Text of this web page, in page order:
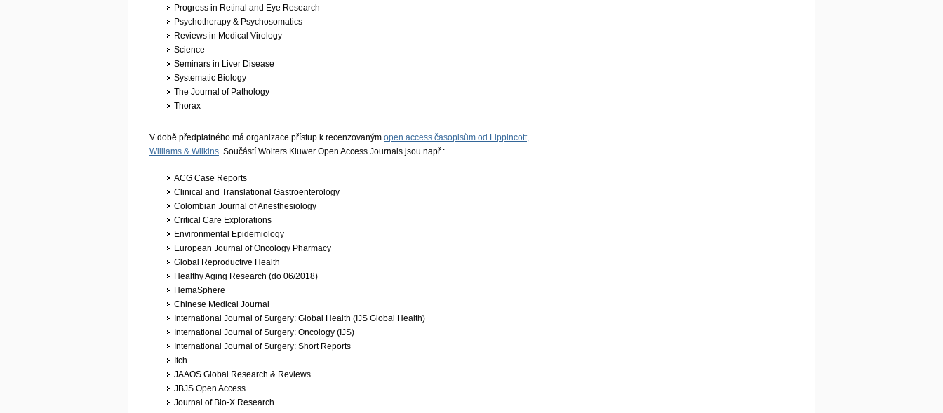
Progress in Retinal and Eye Research
Psychotherapy & Psychosomatics
Reviews in Medical Virology
Science
Seminars in Liver Disease
Systematic Biology
The Journal of Pathology
Thorax
V době předplatného má organizace přístup k recenzovaným open access časopisům od Lippincott,
Williams & Wilkins . Součástí Wolters Kluwer Open Access Journals jsou např.:
ACG Case Reports
Clinical and Translational Gastroenterology
Colombian Journal of Anesthesiology
Critical Care Explorations
Environmental Epidemiology
European Journal of Oncology Pharmacy
Global Reproductive Health
Healthy Aging Research (do 06/2018)
HemaSphere
Chinese Medical Journal
International Journal of Surgery: Global Health (IJS Global Health)
International Journal of Surgery: Oncology (IJS)
International Journal of Surgery: Short Reports
Itch
JAAOS Global Research & Reviews
JBJS Open Access
Journal of Bio-X Research